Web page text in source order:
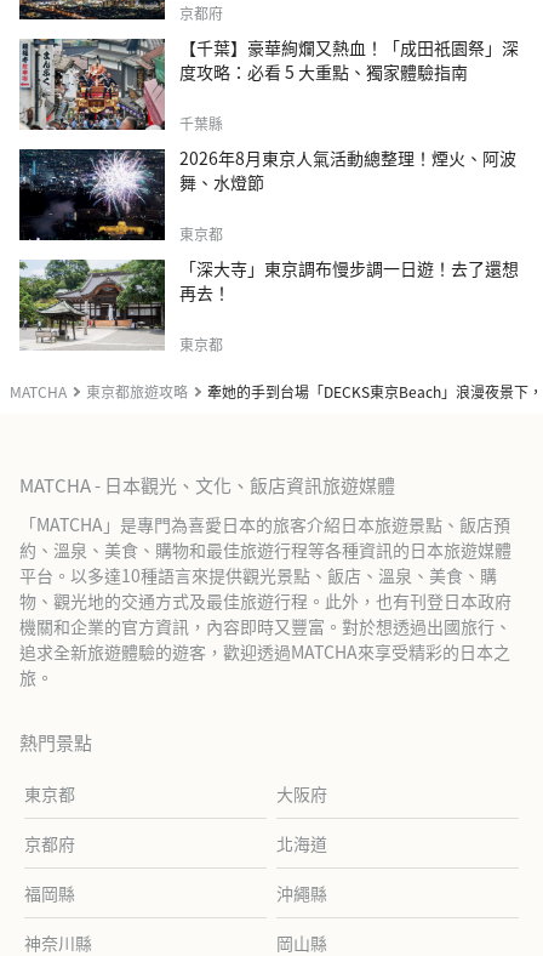
MATCHA 東京都旅遊攻略 牽她的手到台場「DECKS東京Beach」浪漫夜景下
京都府
【千葉】豪華絢爛又熱血！「成田祇園祭」深
度攻略：必看 5 大重點、獨家體驗指南
千葉縣
2026年8月東京人氣活動總整理！煙火、阿波
舞、水燈節
東京都
「深大寺」東京調布慢步調一日遊！去了還想
再去！
東京都
MATCHA - 日本觀光、文化、飯店資訊旅遊媒體
「MATCHA」是專門為喜愛日本的旅客介紹日本旅遊景點、飯店預
約、溫泉、美食、購物和最佳旅遊行程等各種資訊的日本旅遊媒體
平台。以多達10種語言來提供觀光景點、飯店、溫泉、美食、購
物、觀光地的交通方式及最佳旅遊行程。此外，也有刊登日本政府
機關和企業的官方資訊，內容即時又豐富。對於想透過出國旅行、
追求全新旅遊體驗的遊客，歡迎透過MATCHA來享受精彩的日本之
旅。
熱門景點
東京都 大阪府
京都府 北海道
福岡縣 沖繩縣
神奈川縣 岡山縣